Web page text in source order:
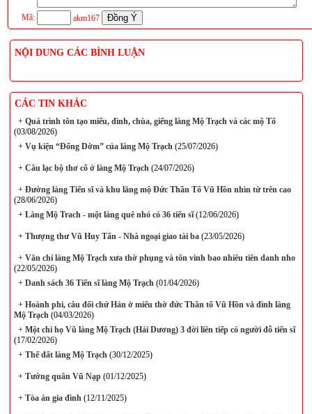
Mã: akm167
NỘI DUNG CÁC BÌNH LUẬN
CÁC TIN KHÁC
+Quá trình tôn tạo miếu, đình, chùa, giếng làng Mộ Trạch và các mộ Tổ
(03/08/2026)
+Vụ kiện “Đống Dờm” của làng Mộ Trạch(25/07/2026)
+Câu lạc bộ thơ cổ ở làng Mộ Trạch(24/07/2026)
+Đường làng Tiến sĩ và khu lăng mộ Đức Thần Tổ Vũ Hồn nhìn từ trên cao
(28/06/2026)
+Làng Mộ Trach - một làng quê nhỏ có 36 tiến sĩ(12/06/2026)
+Thượng thư Vũ Huy Tấn - Nhà ngoại giao tài ba(23/05/2026)
+Văn chỉ làng Mộ Trạch xưa thờ phụng và tôn vinh bao nhiêu tiên danh nho
(22/05/2026)
+Danh sách 36 Tiến sĩ làng Mộ Trạch(01/04/2026)
+Hoành phi, câu đối chứ Hán ở miếu thờ đức Thần tổ Vũ Hồn và đình làng
Mộ Trạch(04/03/2026)
+Một chi họ Vũ làng Mộ Trạch (Hải Dương) 3 đời liên tiếp có người đỗ tiến sĩ
(17/02/2026)
+Thế đất làng Mộ Trạch(30/12/2025)
+Tướng quân Vũ Nạp(01/12/2025)
+Tòa án gia đình(12/11/2025)